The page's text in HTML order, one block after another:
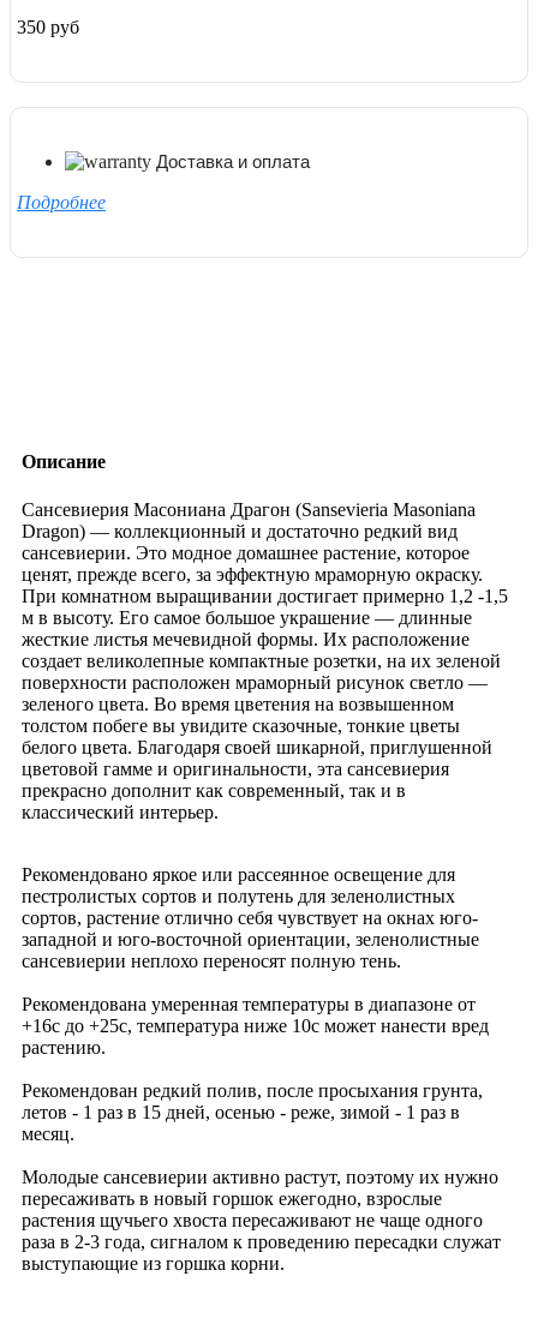
350 руб
Доставка и оплата
Подробнее
Описание
Сансевиерия Масониана Драгон (Sansevieria Masoniana
Dragon) — коллекционный и достаточно редкий вид
сансевиерии. Это модное домашнее растение, которое
ценят, прежде всего, за эффектную мраморную окраску.
При комнатном выращивании достигает примерно 1,2 -1,5
м в высоту. Его самое большое украшение — длинные
жесткие листья мечевидной формы. Их расположение
создает великолепные компактные розетки, на их зеленой
поверхности расположен мраморный рисунок светло —
зеленого цвета. Во время цветения на возвышенном
толстом побеге вы увидите сказочные, тонкие цветы
белого цвета. Благодаря своей шикарной, приглушенной
цветовой гамме и оригинальности, эта сансевиерия
прекрасно дополнит как современный, так и в
классический интерьер.
Рекомендовано яркое или рассеянное освещение для
пестролистых сортов и полутень для зеленолистных
сортов, растение отлично себя чувствует на окнах юго-
западной и юго-восточной ориентации, зеленолистные
сансевиерии неплохо переносят полную тень.
Рекомендована умеренная температуры в диапазоне от
+16c до +25c, температура ниже 10c может нанести вред
растению.
Рекомендован редкий полив, после просыхания грунта,
летов - 1 раз в 15 дней, осенью - реже, зимой - 1 раз в
месяц.
Молодые сансевиерии активно растут, поэтому их нужно
пересаживать в новый горшок ежегодно, взрослые
растения щучьего хвоста пересаживают не чаще одного
раза в 2-3 года, сигналом к проведению пересадки служат
выступающие из горшка корни.